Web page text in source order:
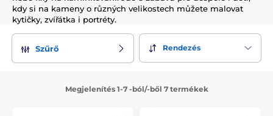
kdy si na kameny o různých velikostech můžete malovat
kytičky, zvířátka i portréty.
Szűrő Rendezés
Megjelenítés 1-7 -ból/-ből 7 termékek